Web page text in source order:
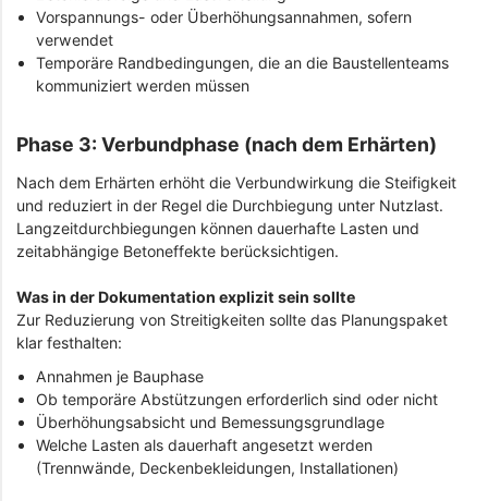
Vorspannungs- oder Überhöhungsannahmen, sofern
verwendet
Temporäre Randbedingungen, die an die Baustellenteams
kommuniziert werden müssen
Phase 3: Verbundphase (nach dem Erhärten)
Nach dem Erhärten erhöht die Verbundwirkung die Steifigkeit
und reduziert in der Regel die Durchbiegung unter Nutzlast.
Langzeitdurchbiegungen können dauerhafte Lasten und
zeitabhängige Betoneffekte berücksichtigen.
Was in der Dokumentation explizit sein sollte
Zur Reduzierung von Streitigkeiten sollte das Planungspaket
klar festhalten:
Annahmen je Bauphase
Ob temporäre Abstützungen erforderlich sind oder nicht
Überhöhungsabsicht und Bemessungsgrundlage
Welche Lasten als dauerhaft angesetzt werden
(Trennwände, Deckenbekleidungen, Installationen)